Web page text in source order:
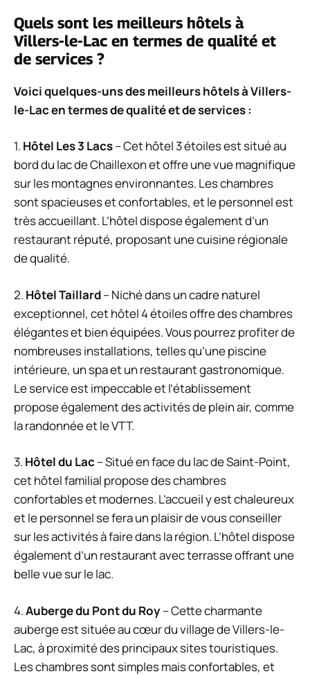
Quels sont les meilleurs hôtels à
Villers-le-Lac en termes de qualité et
de services ?
Voici quelques-uns des meilleurs hôtels à Villers-
le-Lac en termes de qualité et de services :
1. Hôtel Les 3 Lacs– Cet hôtel 3 étoiles est situé au
bord du lac de Chaillexon et offre une vue magnifique
sur les montagnes environnantes. Les chambres
sont spacieuses et confortables, et le personnel est
très accueillant. L’hôtel dispose également d’un
restaurant réputé, proposant une cuisine régionale
de qualité.
2. Hôtel Taillard– Niché dans un cadre naturel
exceptionnel, cet hôtel 4 étoiles offre des chambres
élégantes et bien équipées. Vous pourrez profiter de
nombreuses installations, telles qu’une piscine
intérieure, un spa et un restaurant gastronomique.
Le service est impeccable et l’établissement
propose également des activités de plein air, comme
la randonnée et le VTT.
3. Hôtel du Lac – Situé en face du lac de Saint-Point,
cet hôtel familial propose des chambres
confortables et modernes. L’accueil y est chaleureux
et le personnel se fera un plaisir de vous conseiller
sur les activités à faire dans la région. L’hôtel dispose
également d’un restaurant avec terrasse offrant une
belle vue sur le lac.
4.Auberge du Pont du Roy– Cette charmante
auberge est située au cœur du village de Villers-le-
Lac, à proximité des principaux sites touristiques.
Les chambres sont simples mais confortables, et